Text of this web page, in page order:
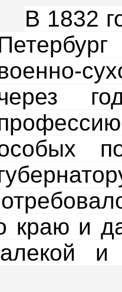
В 1832
краю и